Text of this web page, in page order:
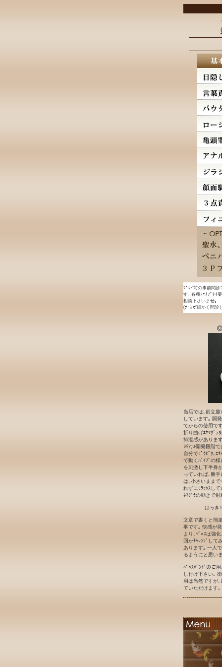
ﾌﾟﾚｲ前の事前問診
す｡ 各種ﾌｪﾁﾌﾟﾚｲ
相談下さいませ｡
(ﾅｰｽが細かく問診
◎
当店では､前立腺
しています｡ 開
てからの使用で
折り曲げｴﾈﾏｸﾞﾗ
排泄感がありま
※ｱﾅﾙ開発段階で
自分でﾋﾟｸﾋﾟｸ､ｴ
で動くﾊﾞｲﾌﾞの
を刺激し下半身
っていれば､勝
は､小さいまま
れずにﾘﾗｯｸｽし
ﾈﾏｸﾞﾗの動きで射
はっき
文章で書くと簡
事です｡ 快感が
より､ﾍﾟ○ｽは強
回かﾁｬﾚﾝｼﾞして
あります｡ 一人
るようにと思い
ﾍﾟ○ｽﾊﾞﾝﾄﾞのご
し付け下さい｡
用は当然ですが､
ていただけます｡